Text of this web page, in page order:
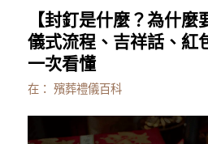
【封釘是什麼？為什
儀式流程、吉祥話、紅
一次看懂
在： 殯葬禮儀百科